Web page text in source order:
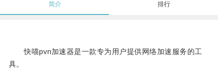
简介 排行
快喵pvn加速器是一款专为用户提供网络加速服务的工
具。